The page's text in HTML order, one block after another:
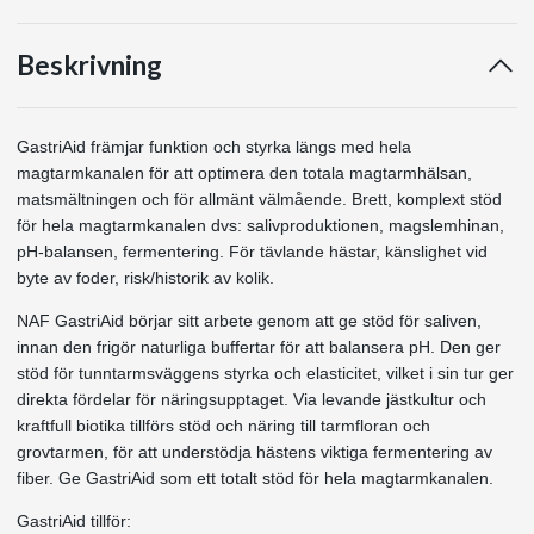
Beskrivning
GastriAid främjar funktion och styrka längs med hela
magtarmkanalen för att optimera den totala magtarmhälsan,
matsmältningen och för allmänt välmående. Brett, komplext stöd
för hela magtarmkanalen dvs: salivproduktionen, magslemhinan,
pH-balansen, fermentering. För tävlande hästar, känslighet vid
byte av foder, risk/historik av kolik.
NAF GastriAid börjar sitt arbete genom att ge stöd för saliven,
innan den frigör naturliga buffertar för att balansera pH. Den ger
stöd för tunntarmsväggens styrka och elasticitet, vilket i sin tur ger
direkta fördelar för näringsupptaget. Via levande jästkultur och
kraftfull biotika tillförs stöd och näring till tarmfloran och
grovtarmen, för att understödja hästens viktiga fermentering av
fiber. Ge GastriAid som ett totalt stöd för hela magtarmkanalen.
GastriAid tillför: